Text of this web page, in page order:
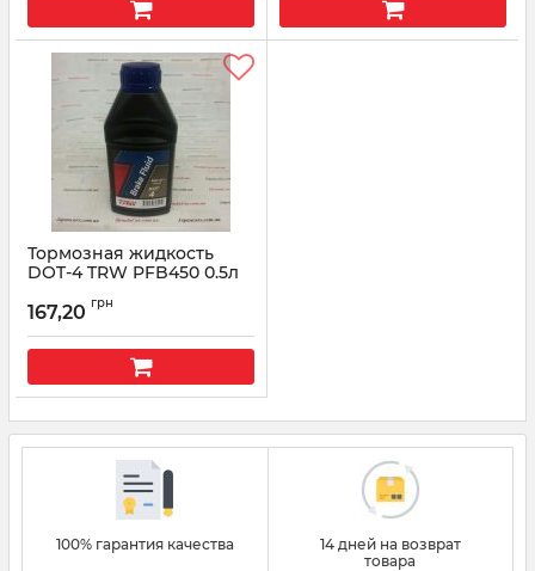
Тормозная жидкость
DOT-4 TRW PFB450 0.5л
167,20 грн
100% гарантия качества
14 дней на возврат
товара